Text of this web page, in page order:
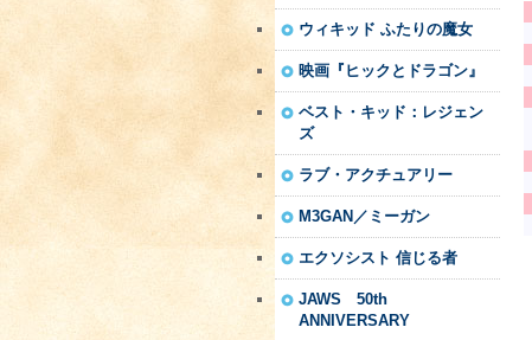
ウィキッド ふたりの魔女
映画『ヒックとドラゴン』
ベスト・キッド：レジェン
ズ
ラブ・アクチュアリー
M3GAN／ミーガン
エクソシスト 信じる者
JAWS 50th
ANNIVERSARY